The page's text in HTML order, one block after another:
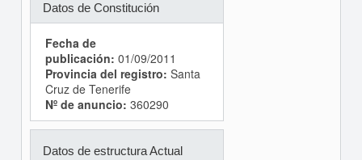
Datos de Constitución
Fecha de
publicación: 01/09/2011
Provincia del registro: Santa
Cruz de Tenerife
Nº de anuncio: 360290
Datos de estructura Actual